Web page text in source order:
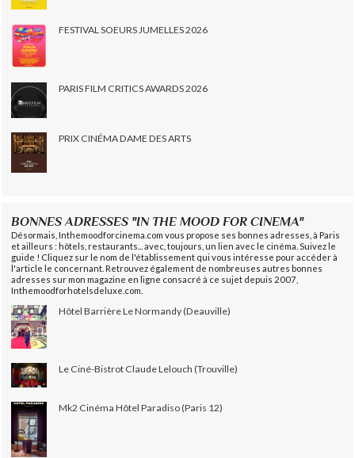
FESTIVAL SOEURS JUMELLES 2026
PARIS FILM CRITICS AWARDS 2026
PRIX CINÉMA DAME DES ARTS
BONNES ADRESSES "IN THE MOOD FOR CINEMA"
Désormais, Inthemoodforcinema.com vous propose ses bonnes adresses, à Paris
et ailleurs : hôtels, restaurants... avec, toujours, un lien avec le cinéma. Suivez le
guide ! Cliquez sur le nom de l'établissement qui vous intéresse pour accéder à
l'article le concernant. Retrouvez également de nombreuses autres bonnes
adresses sur mon magazine en ligne consacré à ce sujet depuis 2007,
Inthemoodforhotelsdeluxe.com.
Hôtel Barrière Le Normandy (Deauville)
Le Ciné-Bistrot Claude Lelouch (Trouville)
Mk2 Cinéma Hôtel Paradiso (Paris 12)